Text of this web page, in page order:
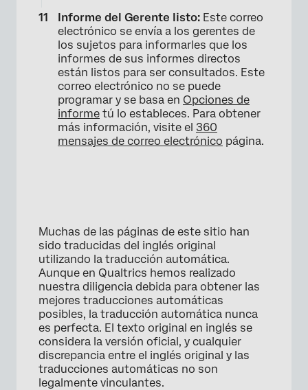
Informe del Gerente listo: Este correo
electrónico se envía a los gerentes de
los sujetos para informarles que los
informes de sus informes directos
están listos para ser consultados. Este
correo electrónico no se puede
programar y se basa en Opciones de
informe tú lo estableces. Para obtener
más información, visite el 360
mensajes de correo electrónico página.
Muchas de las páginas de este sitio han
sido traducidas del inglés original
utilizando la traducción automática.
Aunque en Qualtrics hemos realizado
nuestra diligencia debida para obtener las
mejores traducciones automáticas
posibles, la traducción automática nunca
es perfecta. El texto original en inglés se
considera la versión oficial, y cualquier
discrepancia entre el inglés original y las
traducciones automáticas no son
legalmente vinculantes.